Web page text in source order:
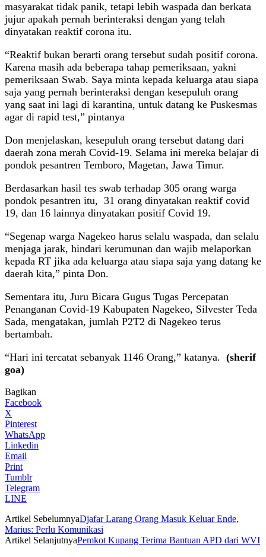
masyarakat tidak panik, tetapi lebih waspada dan berkata
jujur apakah pernah berinteraksi dengan yang telah
dinyatakan reaktif corona itu.
“Reaktif bukan berarti orang tersebut sudah positif corona.
Karena masih ada beberapa tahap pemeriksaan, yakni
pemeriksaan Swab. Saya minta kepada keluarga atau siapa
saja yang pernah berinteraksi dengan kesepuluh orang
yang saat ini lagi di karantina, untuk datang ke Puskesmas
agar di rapid test,” pintanya
Don menjelaskan, kesepuluh orang tersebut datang dari
daerah zona merah Covid-19. Selama ini mereka belajar di
pondok pesantren Temboro, Magetan, Jawa Timur.
Berdasarkan hasil tes swab terhadap 305 orang warga
pondok pesantren itu, 31 orang dinyatakan reaktif covid
19, dan 16 lainnya dinyatakan positif Covid 19.
“Segenap warga Nagekeo harus selalu waspada, dan selalu
menjaga jarak, hindari kerumunan dan wajib melaporkan
kepada RT jika ada keluarga atau siapa saja yang datang ke
daerah kita,” pinta Don.
Sementara itu, Juru Bicara Gugus Tugas Percepatan
Penanganan Covid-19 Kabupaten Nagekeo, Silvester Teda
Sada, mengatakan, jumlah P2T2 di Nagekeo terus
bertambah.
“Hari ini tercatat sebanyak 1146 Orang,” katanya. (sherif
goa)
Bagikan
Facebook
X
Pinterest
WhatsApp
Linkedin
Email
Print
Tumblr
Telegram
LINE
Artikel SebelumnyaDjafar Larang Orang Masuk Keluar Ende,
Marius: Perlu Komunikasi
Artikel SelanjutnyaPemkot Kupang Terima Bantuan APD dari WVI